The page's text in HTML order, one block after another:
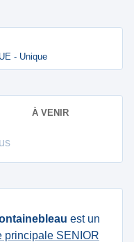
- Unique
À VENIR
est un
principale SENIOR